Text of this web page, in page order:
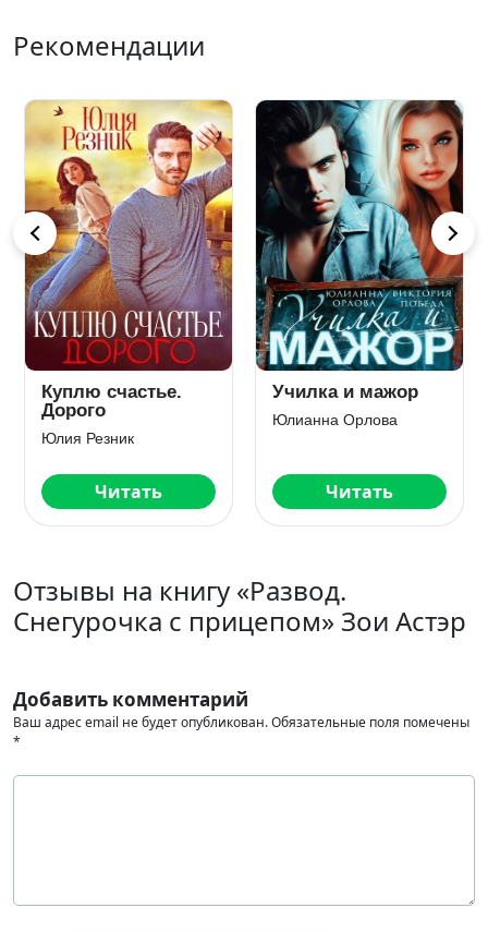
Рекомендации
мажор Табу для мажора
Читать
Притяжение
Юлия Резник
Отзывы на книгу «Развод.
Снегурочка с прицепом» Зои Астэр
Добавить комментарий
Ваш адрес email не будет опубликован.Обязательные поля помечены
*